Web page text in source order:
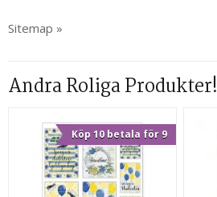
Sitemap »
Andra Roliga Produkter!
Köp 10 betala för 9